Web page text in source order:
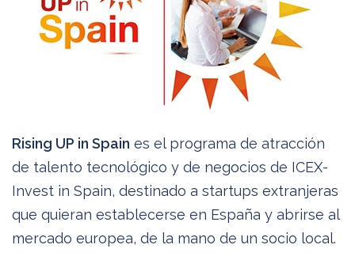
Rising UP in Spain es el programa de atracción
de talento tecnológico y de negocios de ICEX-
Invest in Spain, destinado a startups extranjeras
que quieran establecerse en España y abrirse al
mercado europea, de la mano de un socio local.